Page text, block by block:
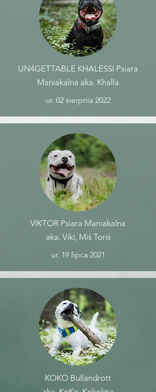
UN4GETTABLE KHALESSI Psiara
Maniakalna aka. Khalla
ur. 02 sierpnia 2022
VIKTOR Psiara Maniakalna
aka. Viki, Miś Toriś
ur. 19 lipca 2021
KOKO Bullandrott